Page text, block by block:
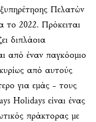
Πελατών
το 2022. Πρόκειται
διπλάσια
από έναν παγκόσμιο
από αυτούς
για εμάς – τους
Holidays είναι ένας
πράκτορας με